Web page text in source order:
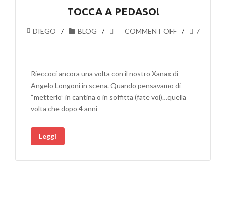
TOCCA A PEDASO!
DIEGO BLOG COMMENT OFF 7
Rieccoci ancora una volta con il nostro Xanax di
Angelo Longoni in scena. Quando pensavamo di
“metterlo” in cantina o in soffitta (fate voi)…quella
volta che dopo 4 anni
Leggi